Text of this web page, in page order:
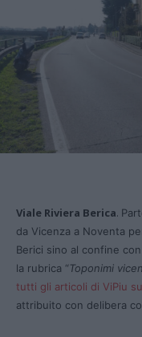
Viale Riviera Berica.
da Vicenza a Noventa
Berici sino al confine
la rubrica “Toponimi
tutti gli articoli di ViPiu
attribuito con delibera